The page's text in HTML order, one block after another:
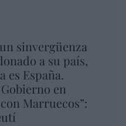
sinvergüenza
a su país,
es España.
en
Marruecos”: